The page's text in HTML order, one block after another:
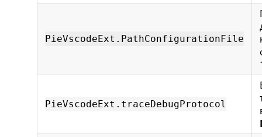
PieVscodeExt.PathConfigurationFile
PieVscodeExt.traceDebugProtocol